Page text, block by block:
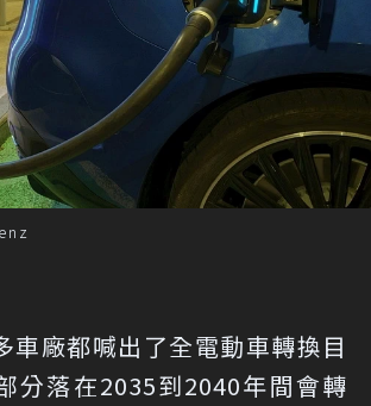
車廠都喊出了全電動車轉換目
分落在2035到2040年間會轉